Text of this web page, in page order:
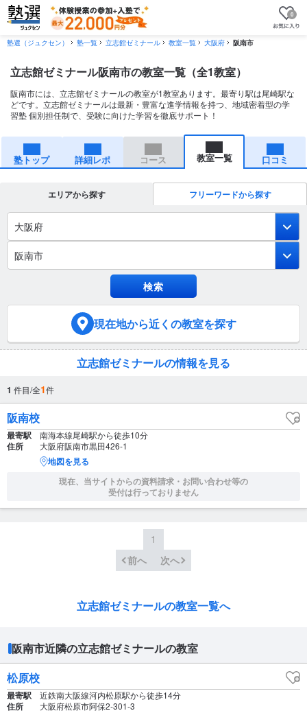
0
塾選（ジュクセン） 塾一覧 立志館ゼミナール 教室一覧 大阪府 阪南市
立志館ゼミナール阪南市の教室一覧（全1教室）
阪南市には、立志館ゼミナールの教室が1教室あります。最寄り駅は尾崎駅な
どです。立志館ゼミナールは最新・豊富な進学情報を持つ、地域密着型の学
習塾 個別担任制で、受験に向けた学習を徹底サポート！
塾トップ 詳細レポ コース 教室一覧 口コミ
エリアから探す フリーワードから探す
大阪府
阪南市
現在地から近くの教室を探す
立志館ゼミナールの情報を見る
1 件目/全1件
阪南校
最寄駅 南海本線尾崎駅から徒歩10分
住所 大阪府阪南市黒田426-1
地図を見る
現在、当サイトからの資料請求・お問い合わせ等の
受付は行っておりません
1
前へ
次へ
立志館ゼミナールの教室一覧へ
阪南市近隣の立志館ゼミナールの教室
松原校
最寄駅 近鉄南大阪線河内松原駅から徒歩14分
住所 大阪府松原市阿保2-301-3